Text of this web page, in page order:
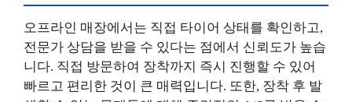
오프라인 매장에서는 직접 타이어 상태를 확인하고,
전문가 상담을 받을 수 있다는 점에서 신뢰도가 높습
니다. 직접 방문하여 장착까지 즉시 진행할 수 있어
빠르고 편리한 것이 큰 매력입니다. 또한, 장착 후 발